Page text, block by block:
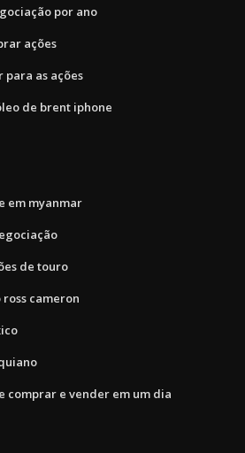
por ano
ações
as ações
de brent iphone
em myanmar
de touro
cameron
comprar e vender em um dia